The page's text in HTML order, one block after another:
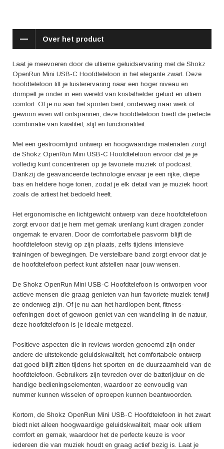
je ideale metgezel.
Positieve aspecten die in reviews worden genoemd zijn onder andere
de uitstekende geluidskwaliteit, het comfortabele ontwerp dat goed blijft
zitten tijdens het sporten en de duurzaamheid van de hoofdtelefoon.
Gebruikers zijn tevreden over de batterijduur en de handige
bedieningselementen, waardoor ze eenvoudig van nummer kunnen
wisselen of oproepen kunnen beantwoorden.
biedt niet alleen hoogwaardige geluidskwaliteit, maar ook ultiem comfort
en gemak, waardoor het de perfecte keuze is voor iedereen die van
muziek houdt en graag actief bezig is. Laat je inspireren en geniet van
al je favoriete nummers met deze stijlvolle en geavanceerde
hoofdtelefoon.
Over het product
Laat je meevoeren door de ultieme geluidservaring met de Shokz
OpenRun Mini USB-C Hoofdtelefoon in het elegante zwart. Deze
hoofdtelefoon tilt je luisterervaring naar een hoger niveau en
dompelt je onder in een wereld van kristalhelder geluid en ultiem
comfort. Of je nu aan het sporten bent, onderweg naar werk of
gewoon even wilt ontspannen, deze hoofdtelefoon biedt de perfecte
combinatie van kwaliteit, stijl en functionaliteit.
Met een gestroomlijnd ontwerp en hoogwaardige materialen zorgt
de Shokz OpenRun Mini USB-C Hoofdtelefoon ervoor dat je je
volledig kunt concentreren op je favoriete muziek of podcast.
Dankzij de geavanceerde technologie ervaar je een rijke, diepe
bas en heldere hoge tonen, zodat je elk detail van je muziek hoort
zoals de artiest het bedoeld heeft.
Het ergonomische en lichtgewicht ontwerp van deze hoofdtelefoon
zorgt ervoor dat je hem met gemak urenlang kunt dragen zonder
ongemak te ervaren. Door de comfortabele pasvorm blijft de
hoofdtelefoon stevig op zijn plaats, zelfs tijdens intensieve
trainingen of bewegingen. De verstelbare band zorgt ervoor dat je
de hoofdtelefoon perfect kunt afstellen naar jouw wensen.
De Shokz OpenRun Mini USB-C Hoofdtelefoon is ontworpen voor
actieve mensen die graag genieten van hun favoriete muziek terwijl
ze onderweg zijn. Of je nu aan het hardlopen bent, fitness-
oefeningen doet of gewoon geniet van een wandeling in de natuur,
deze hoofdtelefoon is je ideale metgezel.
Positieve aspecten die in reviews worden genoemd zijn onder
andere de uitstekende geluidskwaliteit, het comfortabele ontwerp
dat goed blijft zitten tijdens het sporten en de duurzaamheid van de
hoofdtelefoon. Gebruikers zijn tevreden over de batterijduur en de
handige bedieningselementen, waardoor ze eenvoudig van
nummer kunnen wisselen of oproepen kunnen beantwoorden.
Kortom, de Shokz OpenRun Mini USB-C Hoofdtelefoon in het zwart
biedt niet alleen hoogwaardige geluidskwaliteit, maar ook ultiem
comfort en gemak, waardoor het de perfecte keuze is voor
iedereen die van muziek houdt en graag actief bezig is. Laat je